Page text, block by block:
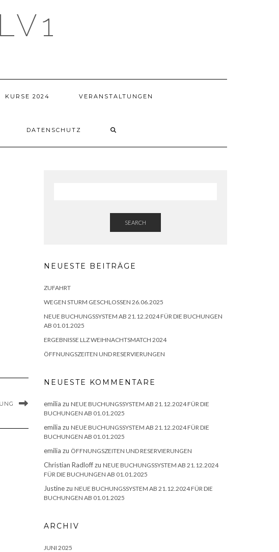
KURSE 2024 VERANSTALTUNGEN
DATENSCHUTZ
SEARCH
NEUESTE BEITRÄGE
ZUFAHRT
WEGEN STURM GESCHLOSSEN 26.06.2025
NEUE BUCHUNGSSYSTEM AB 21.12.2024 FÜR DIE BUCHUNGEN
AB 01.01.2025
ERGEBNISSE LLZ WEIHNACHTSMATCH 2024
ÖFFNUNGSZEITEN UND RESERVIERUNGEN
NEUESTE KOMMENTARE
emilia zu NEUE BUCHUNGSSYSTEM AB 21.12.2024 FÜR DIE
BUCHUNGEN AB 01.01.2025
emilia zu NEUE BUCHUNGSSYSTEM AB 21.12.2024 FÜR DIE
BUCHUNGEN AB 01.01.2025
emilia zu ÖFFNUNGSZEITEN UND RESERVIERUNGEN
Christian Radloffzu NEUE BUCHUNGSSYSTEM AB 21.12.2024
FÜR DIE BUCHUNGEN AB 01.01.2025
Justinezu NEUE BUCHUNGSSYSTEM AB 21.12.2024 FÜR DIE
BUCHUNGEN AB 01.01.2025
ARCHIV
JUNI 2025